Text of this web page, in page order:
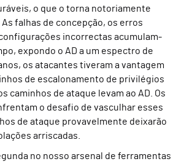
o que o torna notoriamente
falhas de concepção, os erros
incorrectas acumulam-
expondo o AD a um espectro de
os atacantes tiveram a vantagem
de escalonamento de privilégios
caminhos de ataque levam ao AD. Os
o desafio de vasculhar esses
de ataque provavelmente deixarão
arriscadas.
no nosso arsenal de ferramentas